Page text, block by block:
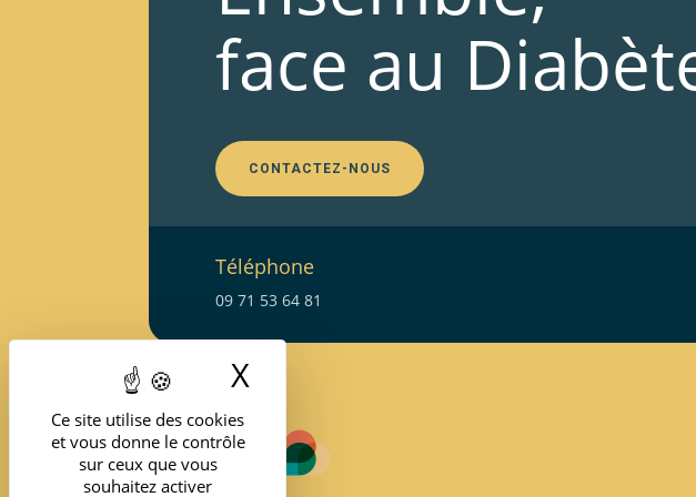
Ce site utilise des cookies
et vous donne le contrôle
sur ceux que vous
souhaitez activer
X
face au
CONTACTEZ-NOUS
Téléphone
09 71 53 64 81